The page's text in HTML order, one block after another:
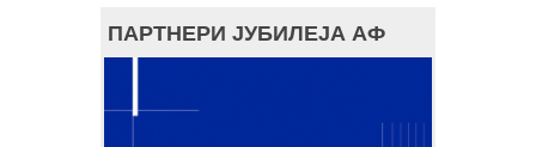
ПАРТНЕРИ ЈУБИЛЕЈА АФ